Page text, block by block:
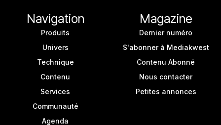
Navigation
Produits
Univers
Technique
Contenu
Services
Communauté
Agenda
Magazine
Dernier numéro
S'abonner à Mediakwest
Contenu Abonné
Nous contacter
Petites annonces